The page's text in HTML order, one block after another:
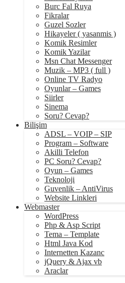
Burc Fal Ruya
Fikralar
Guzel Sozler
Hikayeler ( yasanmis )
Komik Resimler
Komik Yazilar
Msn Chat Messenger
Muzik – MP3 ( full )
Online TV Radyo
Oyunlar – Games
Siirler
Sinema
Soru? Cevap?
Bilişim
ADSL – VOIP – SIP
Program – Software
Akilli Telefon
PC Soru? Cevap?
Oyun – Games
Teknoloji
Guvenlik – AntiVirus
Website Linkleri
Webmaster
WordPress
Php & Asp Script
Tema – Template
Html Java Kod
Internetten Kazanc
jQuery & Ajax vb
Araclar